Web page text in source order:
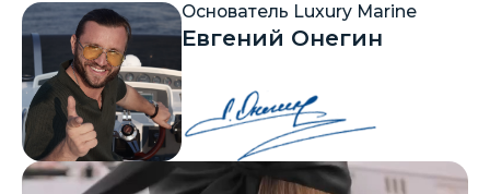
Основатель Luxury Marine
Евгений Онегин